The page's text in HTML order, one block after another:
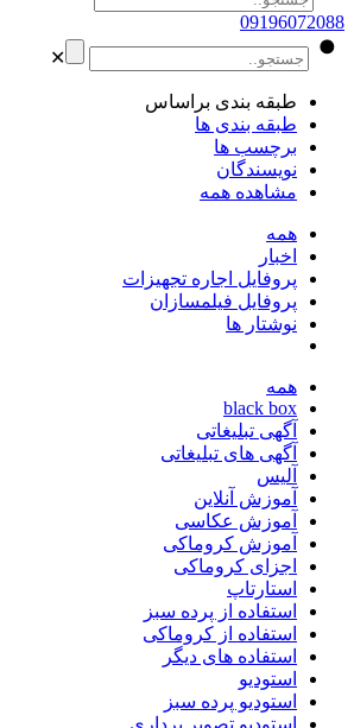
09196072088
✕
طبقه بندی براساس
طبقه بندی ها
برچسب ها
نویسندگان
مشاهده همه
همه
اخبار
پروفایل اجاره تجهیزات
پروفایل فیلمسازان
نوشتار ها
همه
black box
آگهی تبلیغاتی
آگهی های تبلیغاتی
آلیس
آموزش آنلاین
آموزش عکاسی
آموزش کروماکی
اجزای کروماکی
استارتاپ
استفاده از پرده سبز
استفاده از کروماکی
استفاده های دیگر
استودیو
استودیو پرده سبز
استودیو تصویر برداری